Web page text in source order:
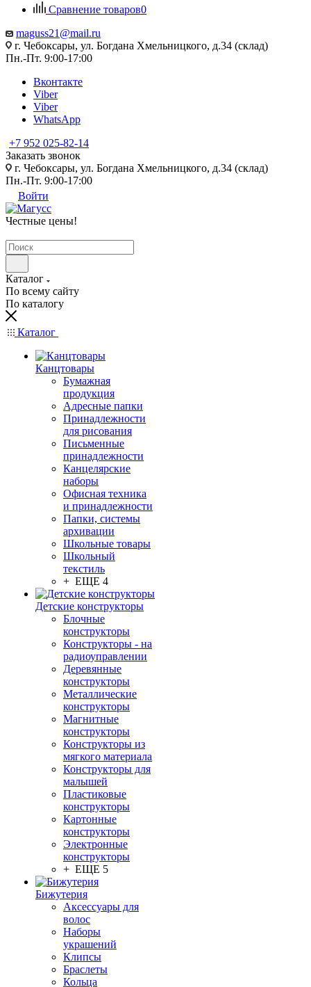
Сравнение товаров0
maguss21@mail.ru
г. Чебоксары, ул. Богдана Хмельницкого, д.34 (склад)
Пн.-Пт. 9:00-17:00
Вконтакте
Viber
Viber
WhatsApp
+7 952 025-82-14
Заказать звонок
г. Чебоксары, ул. Богдана Хмельницкого, д.34 (склад)
Пн.-Пт. 9:00-17:00
Войти
Честные цены!
Каталог
По всему сайту
По каталогу
Каталог
Канцтовары
Бумажная
продукция
Адресные папки
Принадлежности
для рисования
Письменные
принадлежности
Канцелярские
наборы
Офисная техника
и принадлежности
Папки, системы
архивации
Школьные товары
Школьный
текстиль
+ ЕЩЕ 4
Детские конструкторы
Блочные
конструкторы
Конструкторы - на
радиоуправлении
Деревянные
конструкторы
Металлические
конструкторы
Магнитные
конструкторы
Конструкторы из
мягкого материала
Конструкторы для
малышей
Пластиковые
конструкторы
Картонные
конструкторы
Электронные
конструкторы
+ ЕЩЕ 5
Бижутерия
Аксессуары для
волос
Наборы
украшений
Клипсы
Браслеты
Кольца